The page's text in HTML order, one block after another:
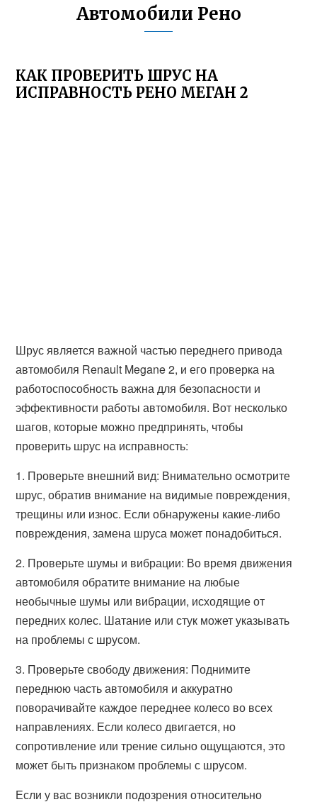
Автомобили Рено
КАК ПРОВЕРИТЬ ШРУС НА
ИСПРАВНОСТЬ РЕНО МЕГАН 2
Шрус является важной частью переднего привода
автомобиля Renault Megane 2, и его проверка на
работоспособность важна для безопасности и
эффективности работы автомобиля. Вот несколько
шагов, которые можно предпринять, чтобы
проверить шрус на исправность:
1. Проверьте внешний вид: Внимательно осмотрите
шрус, обратив внимание на видимые повреждения,
трещины или износ. Если обнаружены какие-либо
повреждения, замена шруса может понадобиться.
2. Проверьте шумы и вибрации: Во время движения
автомобиля обратите внимание на любые
необычные шумы или вибрации, исходящие от
передних колес. Шатание или стук может указывать
на проблемы с шрусом.
3. Проверьте свободу движения: Поднимите
переднюю часть автомобиля и аккуратно
поворачивайте каждое переднее колесо во всех
направлениях. Если колесо двигается, но
сопротивление или трение сильно ощущаются, это
может быть признаком проблемы с шрусом.
Если у вас возникли подозрения относительно